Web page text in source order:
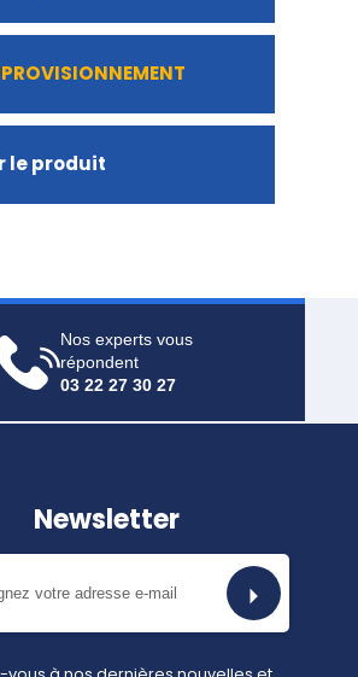
le produit
Nos experts vous
répondent
03 22 27 30 27
Newsletter